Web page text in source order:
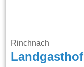
Rinchnach